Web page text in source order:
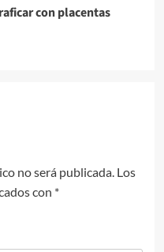
con placentas
no será publicada. Los
con *